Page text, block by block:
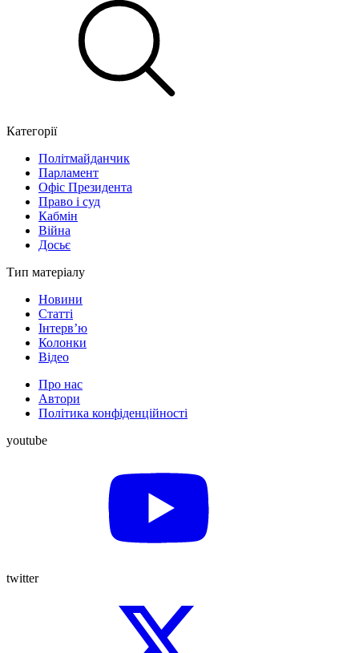
Категорії
Політмайданчик
Парламент
Офіс Президента
Право і суд
Кабмін
Війна
Досьє
Тип матеріалу
Новини
Статті
Інтерв’ю
Колонки
Відео
Про нас
Автори
Політика конфіденційності
youtube
twitter